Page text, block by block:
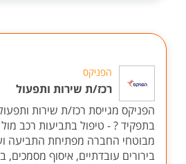
הפניקס
רכז/ת שירות ותפעול
הפניקס מגייסת רכז/ת שירות
בתפקיד ? - טיפול בתביעות רכב מול
מבוטחי החברה מפתיחת התביעה
בירורים עובדתיים, איסוף מסמכים,